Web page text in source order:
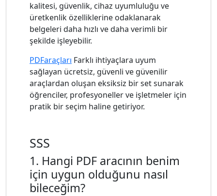
kalitesi, güvenlik, cihaz uyumluluğu ve
üretkenlik özelliklerine odaklanarak
belgeleri daha hızlı ve daha verimli bir
şekilde işleyebilir.
PDFaraçları Farklı ihtiyaçlara uyum
sağlayan ücretsiz, güvenli ve güvenilir
araçlardan oluşan eksiksiz bir set sunarak
öğrenciler, profesyoneller ve işletmeler için
pratik bir seçim haline getiriyor.
SSS
1. Hangi PDF aracının benim
için uygun olduğunu nasıl
bileceğim?